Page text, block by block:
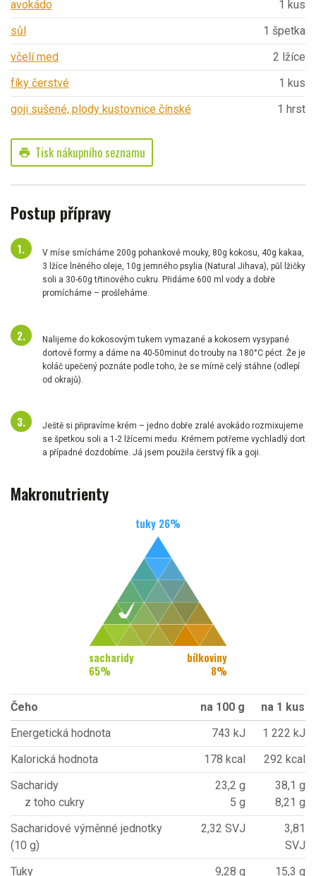
avokádo
1 kus
sůl
1 špetka
včelí med
2 lžíce
fíky čerstvé
1 kus
goji sušené, plody kustovnice čínské
1 hrst
print Tisk nákupního seznamu
Postup přípravy
V míse smícháme 200g pohankové mouky, 80g kokosu, 40g kakaa,
3 lžíce lněného oleje, 10g jemného psylia (Natural Jihava), půl lžičky
soli a 30-60g třtinového cukru. Přidáme 600 ml vody a dobře
promícháme – prošleháme.
Nalijeme do kokosovým tukem vymazané a kokosem vysypané
dortové formy a dáme na 40-50minut do trouby na 180°C péct. Že je
koláč upečený poznáte podle toho, že se mírně celý stáhne (odlepí
od okrajů).
Ještě si připravíme krém – jedno dobře zralé avokádo rozmixujeme
se špetkou soli a 1-2 lžícemi medu. Krémem potřeme vychladlý dort
a případné dozdobíme. Já jsem použila čerstvý fík a goji.
Makronutrienty
tuky 26%
sacharidy
65%
bílkoviny
8%
Čeho na 100 g
na 1 kus
Energetická hodnota
743 kJ
1 222 kJ
Kalorická hodnota
178 kcal
292 kcal
Sacharidy
z toho cukry
23,2 g
5 g
38,1 g
8,21 g
Sacharidové výměnné jednotky
(10 g)
2,32 SVJ
3,81
SVJ
Tuky
9,28 g 15,3 g